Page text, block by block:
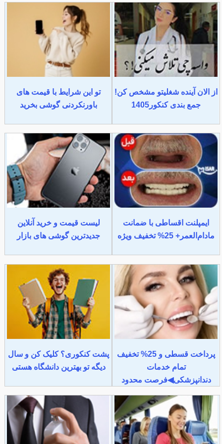
از الان آینده شغلیتو مشخص کن!
جمع بندی کنکور1405
تو این شرایط با قیمت های
باورنکردنی گوشی بخرید
ایمپلنت اقساطی با ضمانت
مادام‌العمر+ 25% تخفیف ویژه
لیست قیمت و خرید آنلاین
جدیدترین گوشی های بازار
پرداخت قسطی و 25% تخفیف
تمام خدمات
دندانپزشکی◀فرصت محدود
پشت کنکوری؟ کلیک کن و سال
دیگه تو بهترین دانشگاه هستی